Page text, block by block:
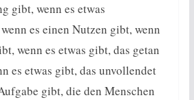
gibt, wenn es etwas
es einen Nutzen gibt, wenn
wenn es etwas gibt, das getan
es etwas gibt, das unvollendet
gibt, die den Menschen